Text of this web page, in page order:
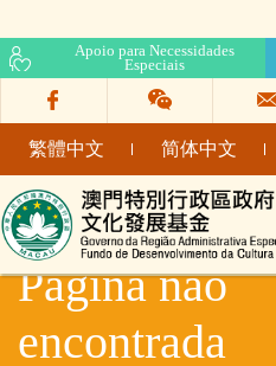
Apoio para Necessidades
Especiais
繁體中文 简体中文
Fundo de Desenvolvimento da
Página não
encontrada